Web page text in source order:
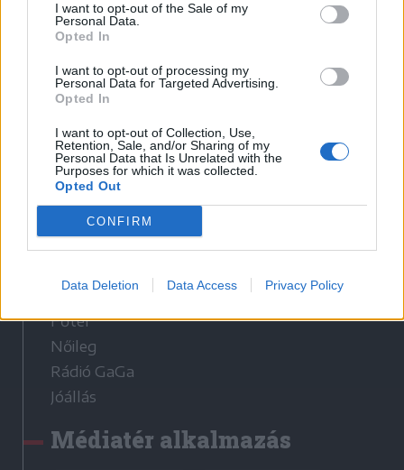
I want to opt-out of the Sale of my
Personal Data.
Opted In
I want to opt-out of processing my
Personal Data for Targeted Advertising.
Opted In
I want to opt-out of Collection, Use,
Retention, Sale, and/or Sharing of my
Personal Data that Is Unrelated with the
Purposes for which it was collected.
Opted Out
CONFIRM
Data Deletion Data Access Privacy Policy
Médiaajánlat
Látogatottsági adatok
Médiatér
Székely Sport
Liget
Krónika
Főtér
Nőileg
Rádió GaGa
Jóállás
Médiatér alkalmazás